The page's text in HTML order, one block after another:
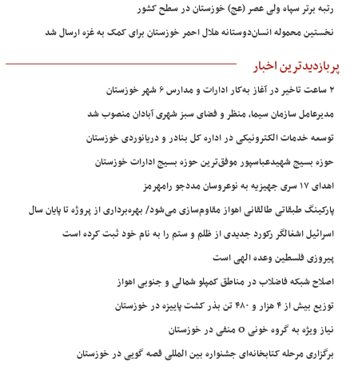
رتبه برتر سپاه ولی عصر (عج) خوزستان در سطح کشور
نخستین محموله انسان‌دوستانه هلال احمر خوزستان برای کمک به غزه ارسال شد
پربازدیدترین اخبار
۲ ساعت تاخیر در آغاز به‌کار ادارات و مدارس ۶ شهر خوزستان
مدیرعامل سازمان سیما، منظر و فضای سبز شهری آبادان منصوب شد
توسعه خدمات الکترونیکی در اداره کل بنادر و دریانوردی خوزستان
حوزه بسیج شهیدعباسپور موفق‌ترین حوزه بسیج ادارات خوزستان
اهدای ۱۷ سری جهیزیه به نوعروسان مددجو رامهرمز
پارکینگ طبقاتی طالقانی اهواز مقاوم‌سازی می‌شود/ بهره‌برداری از پروژه تا پایان سال
اسرائیل اشغالگر رکورد جدیدی از ظلم و ستم را به نام خود ثبت کرده است
پیروزی فلسطین وعده الهی است
اصلاح شبکه فاضلاب در مناطق کمپلو شمالی و جنوبی اهواز
توزیع بیش از ۴ هزار و ۴۸۰ تن بذر کشت پاییزه در خوزستان
نیاز ویژه به گروه خونی O منفی در خوزستان
برگزاری مرحله کتابخانه‌ای جشنواره بین المللی قصه گویی در خوزستان